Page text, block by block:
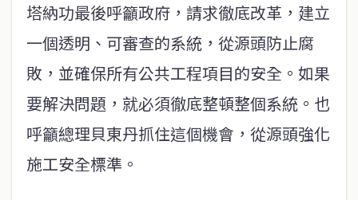
塔納功最後呼籲政府，請求徹底改革，建立
一個透明、可審查的系統，從源頭防止腐
敗，並確保所有公共工程項目的安全。如果
要解決問題，就必須徹底整頓整個系統。也
呼籲總理貝東丹抓住這個機會，從源頭強化
施工安全標準。